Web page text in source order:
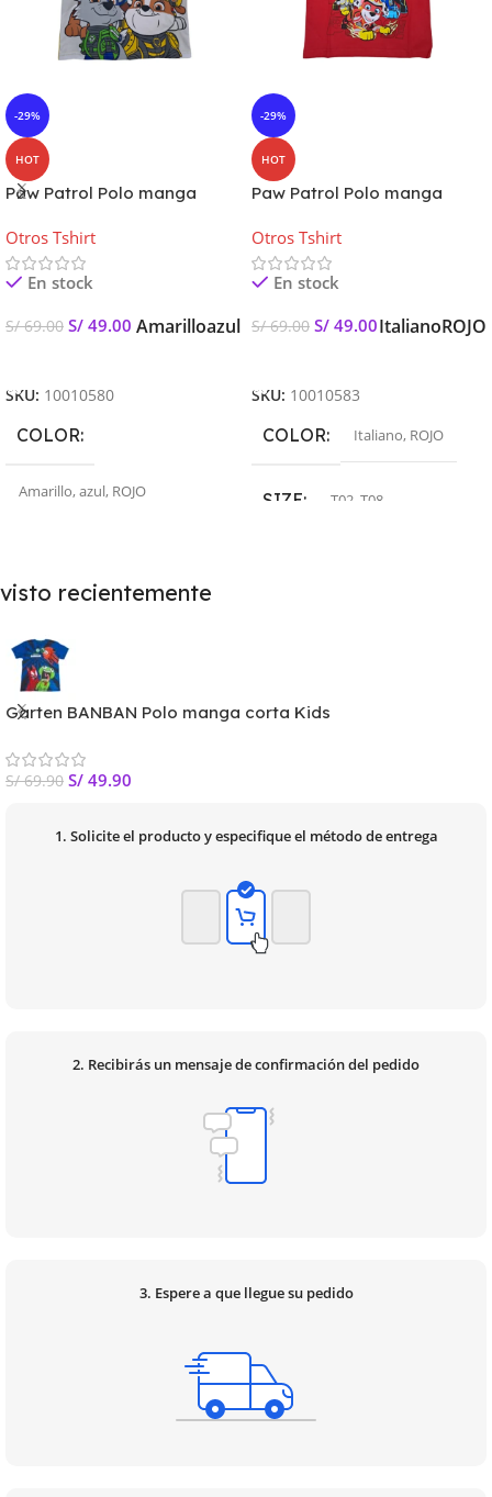
-29%
HOT
Paw Patrol Polo manga
Otros Tshirt
En stock
S/69.00 S/ 49.00 Amarilloazul
SKU: 10010580
COLOR
Amarillo,azul, ROJO
-29%
HOT
Paw Patrol Polo manga
Otros Tshirt
En stock
S/69.00 S/ 49.00ItalianoROJO
SKU: 10010583
COLOR Italiano, ROJO
SIZE T02 T08
visto recientemente
Garten BANBAN Polo manga corta Kids
S/69.90 S/ 49.90
1. Solicite el producto y especifique el método de entrega
2. Recibirás un mensaje de confirmación del pedido
3. Espere a que llegue su pedido